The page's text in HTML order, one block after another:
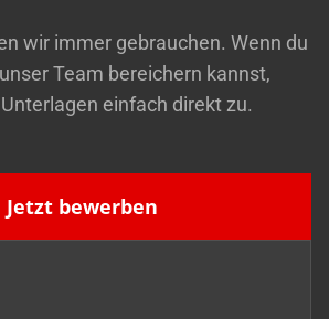
wir immer gebrauchen. Wenn du
Team bereichern kannst,
einfach direkt zu.
Jetzt bewerben